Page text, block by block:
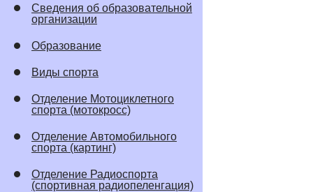
Сведения об образовательной
организации
Образование
Виды спорта
Отделение Мотоциклетного
спорта (мотокросс)
Отделение Автомобильного
спорта (картинг)
Отделение Радиоспорта
(спортивная радиопеленгация)